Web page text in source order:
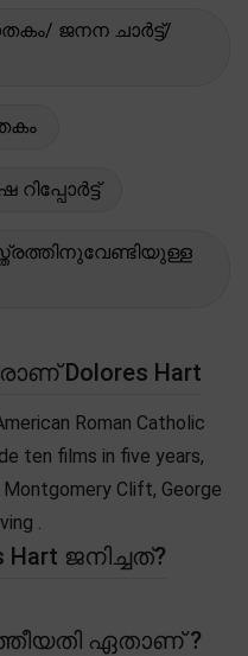
ജനന ചാർട്ട്/
Dolores Hart
Roman Catholic
ten films in five years,
Clift, George
.
ജനിച്ചത്?
ഏതാണ് ?